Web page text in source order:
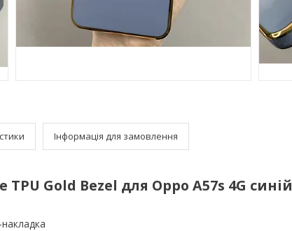
Інформація для замовлення
TPU Gold Bezel для Oppo A57s 4G синій